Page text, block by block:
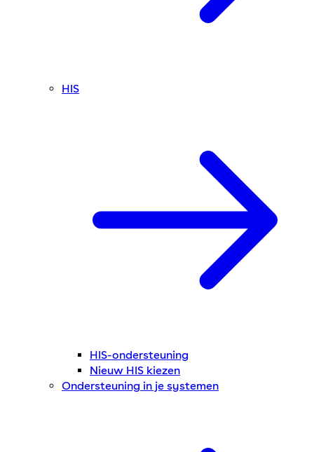
HIS
HIS-ondersteuning
Nieuw HIS kiezen
Ondersteuning in je systemen